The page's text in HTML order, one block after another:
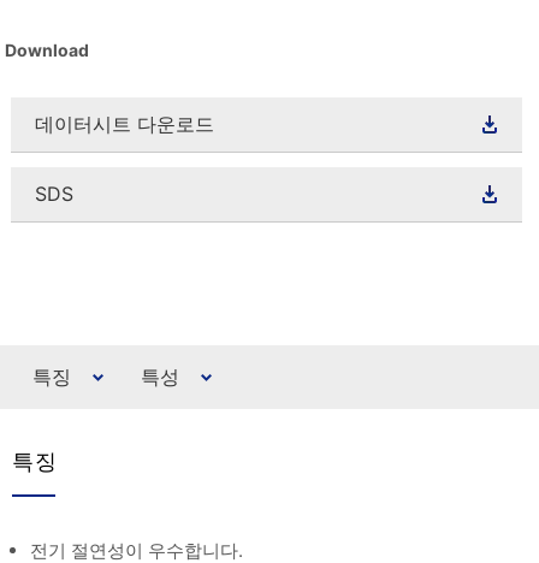
Download
데이터시트 다운로드
SDS
특징 특성
특징
전기 절연성이 우수합니다.